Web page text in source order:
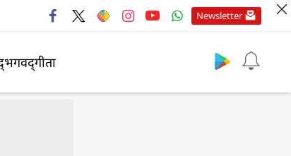
Newsletter